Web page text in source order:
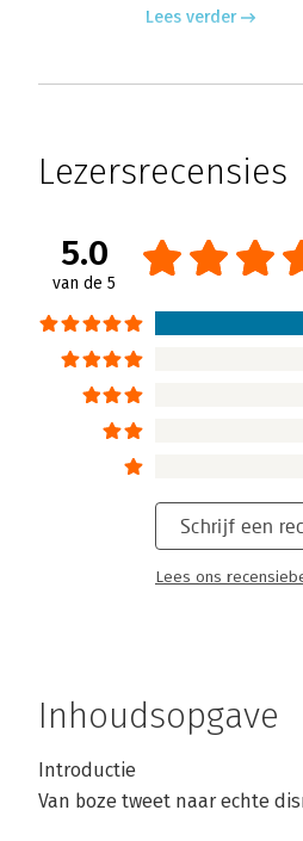
Lees verder
7 redenen om
De geldrevolutie
geven van hoe
Lees verder
Lezersrecensies
5.0
van de 5
Schrijf een
Lees ons
Inhoudsopgave
Introductie
Van boze tweet naar echte